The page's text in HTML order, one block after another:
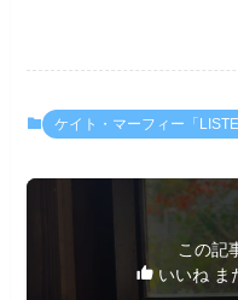
ケイト・マーフィー「
この記
いいね ま